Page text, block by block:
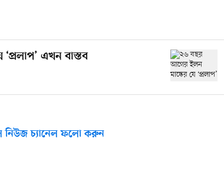
এখন বাস্তব
চ্যানেল ফলো করুন